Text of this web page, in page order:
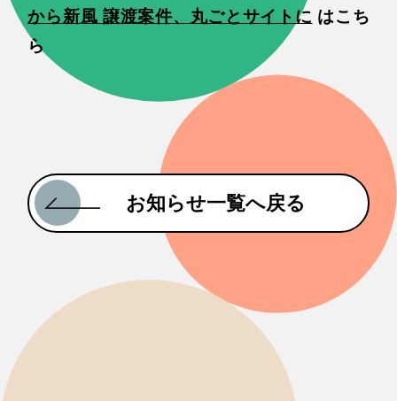
から新風 譲渡案件、丸ごとサイトに はこち
ら
お知らせ一覧へ戻る